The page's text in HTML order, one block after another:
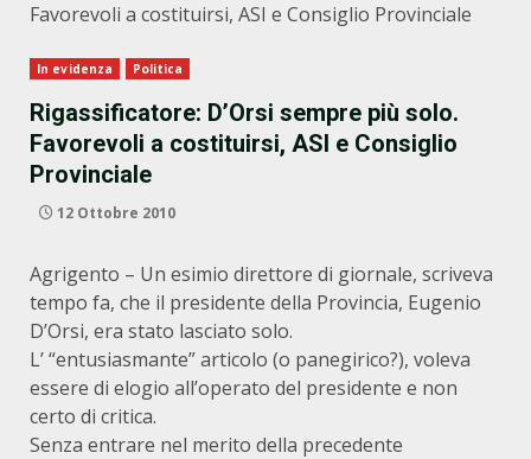
Favorevoli a costituirsi, ASI e Consiglio Provinciale
In evidenza Politica
Rigassificatore: D’Orsi sempre più solo.
Favorevoli a costituirsi, ASI e Consiglio
Provinciale
12 Ottobre 2010
Agrigento – Un esimio direttore di giornale, scriveva
tempo fa, che il presidente della Provincia, Eugenio
D’Orsi, era stato lasciato solo.
L’ “entusiasmante” articolo (o panegirico?), voleva
essere di elogio all’operato del presidente e non
certo di critica.
Senza entrare nel merito della precedente